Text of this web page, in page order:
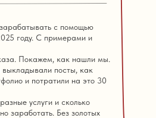
с помощью
году. С примерами и
Покажем, как нашли мы.
посты, как
и потратили на это 30
услуги и сколько
заработать. Без золотых